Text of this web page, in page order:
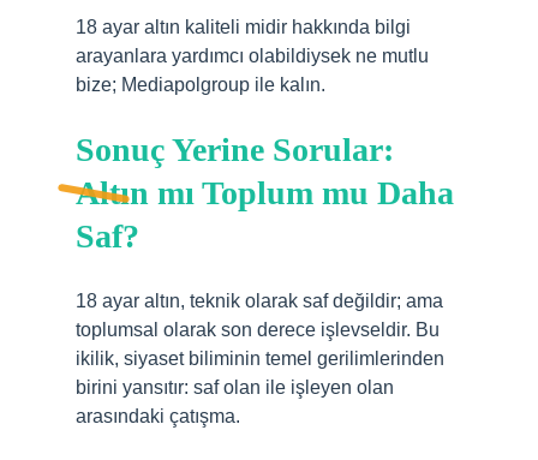
18 ayar altın kaliteli midir hakkında bilgi
arayanlara yardımcı olabildiysek ne mutlu
bize; Mediapolgroup ile kalın.
Sonuç Yerine Sorular:
Altın mı Toplum mu Daha
Saf?
18 ayar altın, teknik olarak saf değildir; ama
toplumsal olarak son derece işlevseldir. Bu
ikilik, siyaset biliminin temel gerilimlerinden
birini yansıtır: saf olan ile işleyen olan
arasındaki çatışma.